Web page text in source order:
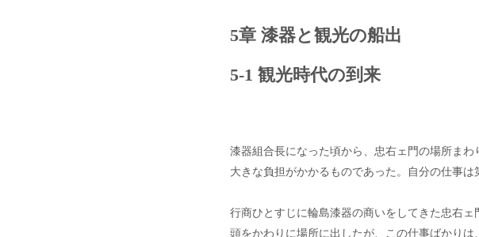
5章 漆器と観光の船出
5-1 観光時代の到来
漆器組合長になった頃から、忠右ェ門の場所ま
大きな負担がかかるものであった。自分の仕事
行商ひとすじに輪島漆器の商いをしてきた忠右
頭をかわりに場所に出したが、この仕事ばかり